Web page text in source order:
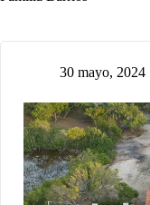
30 mayo, 2024